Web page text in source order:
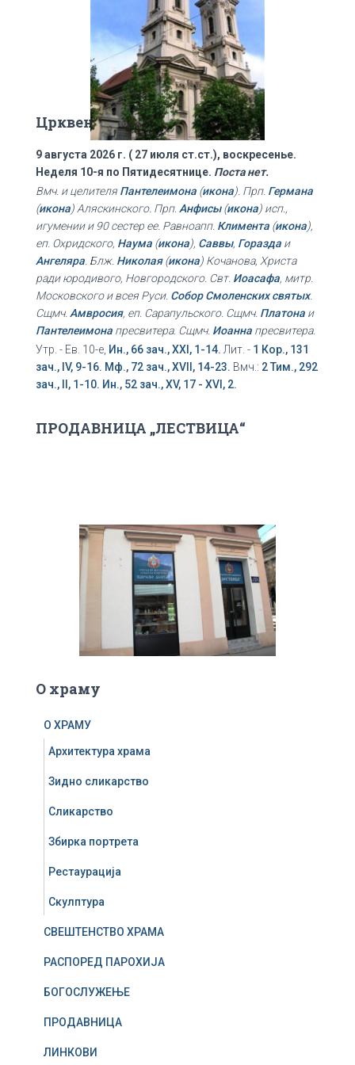
Црквени календар
9 августа 2026 г. ( 27 июля ст.ст.), воскресенье.
Неделя 10-я по Пятидесятнице. Поста нет.
Вмч. и целителя Пантелеимона (икона). Прп. Германа
(икона) Аляскинского. Прп. Анфисы(икона) исп.,
игумении и 90 сестер ее. Равноапп. Климента (икона),
еп. Охридского, Наума (икона), Саввы, Горазда и
Ангеляра . Блж. Николая(икона) Кочанова, Христа
ради юродивого, Новгородского. Свт. Иоасафа, митр.
Московского и всея Руси. Собор Смоленских святых.
Сщмч. Амвросия, еп. Сарапульского. Сщмч. Платона и
Пантелеимона пресвитера. Сщмч. Иоанна пресвитера.
Утр. - Ев. 10-е, Ин., 66 зач., XXI, 1-14. Лит. - 1 Кор., 131
зач., IV, 9-16. Мф., 72 зач., XVII, 14-23. Вмч.: 2 Тим., 292
зач., II, 1-10. Ин., 52 зач., XV, 17 - XVI, 2.
ПРОДАВНИЦА „ЛЕСТВИЦА“
О храму
О ХРАМУ
Архитектура храма
Зидно сликарство
Сликарство
Збирка портрета
Рестаурација
Скулптура
СВЕШТЕНСТВО ХРАМА
РАСПОРЕД ПАРОХИЈА
БОГОСЛУЖЕЊЕ
ПРОДАВНИЦА
ЛИНКОВИ